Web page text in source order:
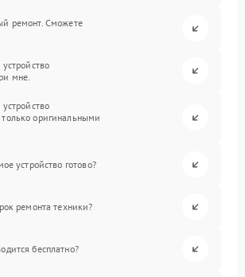
ремонт. Сможете
мне.
оригинальными
устройство готово?
ремонта техники?
бесплатно?